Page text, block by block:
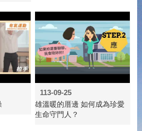
113-09-25
雄溫暖的厝邊 如何成為珍愛
生命守門人？